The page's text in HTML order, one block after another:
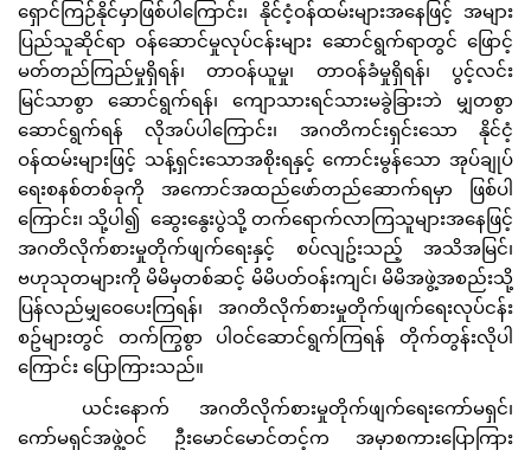
ရှောင်ကြဉ်နိုင်မှာဖြစ်ပါကြောင်း၊ နိုင်ငံ့ဝန်ထမ်းများအနေဖြင့် အများ
ပြည်သူဆိုင်ရာ ဝန်ဆောင်မှုလုပ်ငန်းများ ဆောင်ရွက်ရာတွင် ဖြောင့်
မတ်တည်ကြည်မှုရှိရန်၊ တာဝန်ယူမှု၊ တာဝန်ခံမှုရှိရန်၊ ပွင့်လင်း
မြင်သာစွာ ဆောင်ရွက်ရန်၊ ကျောသားရင်သားမခွဲခြားဘဲ မျှတစွာ
ဆောင်ရွက်ရန် လိုအပ်ပါကြောင်း၊ အဂတိကင်းရှင်းသော နိုင်ငံ့
ဝန်ထမ်းများဖြင့် သန့်ရှင်းသောအစိုးရနှင့် ကောင်းမွန်သော အုပ်ချုပ်
ရေးစနစ်တစ်ခုကို အကောင်အထည်ဖော်တည်ဆောက်ရမှာ ဖြစ်ပါ
ကြောင်း၊ သို့ပါ၍ ဆွေးနွေးပွဲသို့ တက်ရောက်လာကြသူများအနေဖြင့်
အဂတိလိုက်စားမှုတိုက်ဖျက်ရေးနှင့် စပ်လျဥ်းသည့် အသိအမြင်၊
ဗဟုသုတများကို မိမိမှတစ်ဆင့် မိမိပတ်ဝန်းကျင်၊ မိမိအဖွဲ့အစည်းသို့
ပြန်လည်မျှဝေပေးကြရန်၊ အဂတိလိုက်စားမှုတိုက်ဖျက်ရေးလုပ်ငန်း
စဥ်များတွင် တက်ကြွစွာ ပါဝင်ဆောင်ရွက်ကြရန် တိုက်တွန်းလိုပါ
ကြောင်း ပြောကြားသည်။
ယင်းနောက် အဂတိလိုက်စားမှုတိုက်ဖျက်ရေးကော်မရှင်၊
ကော်မရှင်အဖွဲ့ဝင် ဦးမောင်မောင်တင့်က အမှာစကားပြောကြား